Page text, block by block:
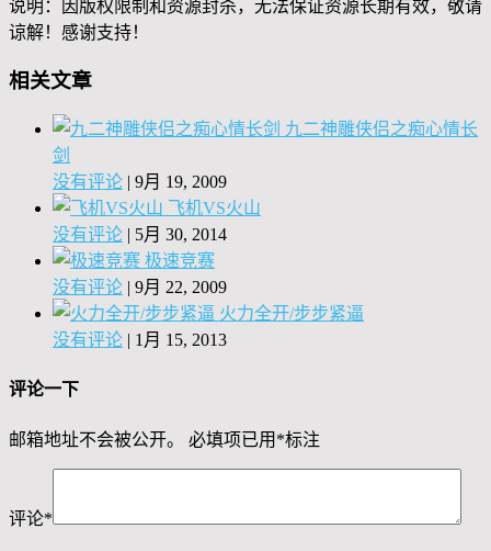
说明：因版权限制和资源封杀，无法保证资源长期有效，敬请
谅解！感谢支持！
相关文章
九二神雕侠侣之痴心情长
剑
没有评论 | 9月 19, 2009
飞机VS火山
没有评论 | 5月 30, 2014
极速竞赛
没有评论 | 9月 22, 2009
火力全开/步步紧逼
没有评论 | 1月 15, 2013
评论一下
邮箱地址不会被公开。 必填项已用 *标注
评论*